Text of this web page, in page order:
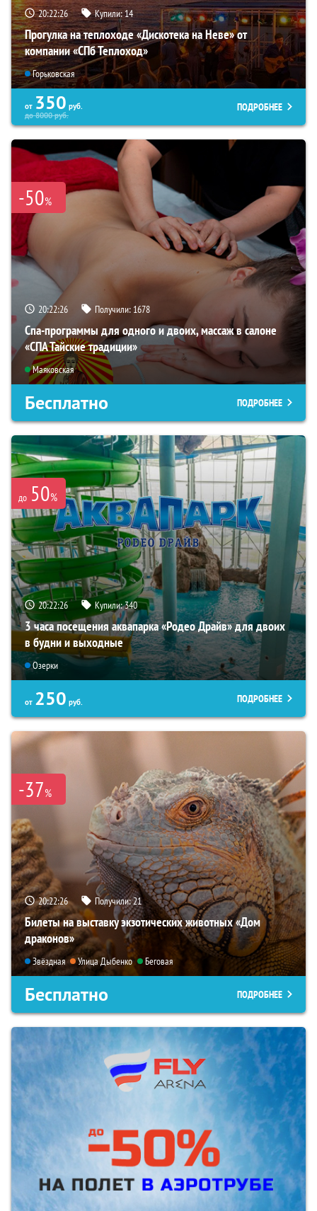
20:22:24 Купили:14
Прогулка на теплоходе «Дискотека на Неве» от
компании «СПб Теплоход»
Горьковская
от 350 руб.
до8000руб.
ПОДРОБНЕЕ
-50%
20:22:24 Получили: 1678
Спа-программы для одного и двоих, массаж в салоне
«СПА Тайские традиции»
Маяковская
Бесплатно ПОДРОБНЕЕ
до 50%
20:22:24 Купили:340
3 часа посещения аквапарка «Родео Драйв» для двоих
в будни и выходные
Озерки
от 250 руб. ПОДРОБНЕЕ
-37%
20:22:24 Получили:21
Билеты на выставку экзотических животных «Дом
драконов»
Звёздная Улица Дыбенко Беговая
Бесплатно ПОДРОБНЕЕ